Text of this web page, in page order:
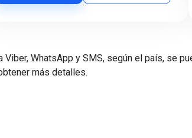
Viber, WhatsApp y SMS, según el país, se
más detalles.